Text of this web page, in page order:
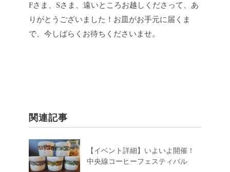
Fさま、Sさま、遠いところお越しくださって、あ
りがとうございました！お皿がお手元に届くま
で、今しばらくお待ちくださいませ。
関連記事
【イベント詳細】いよいよ開催！
中央線コーヒーフェスティバル